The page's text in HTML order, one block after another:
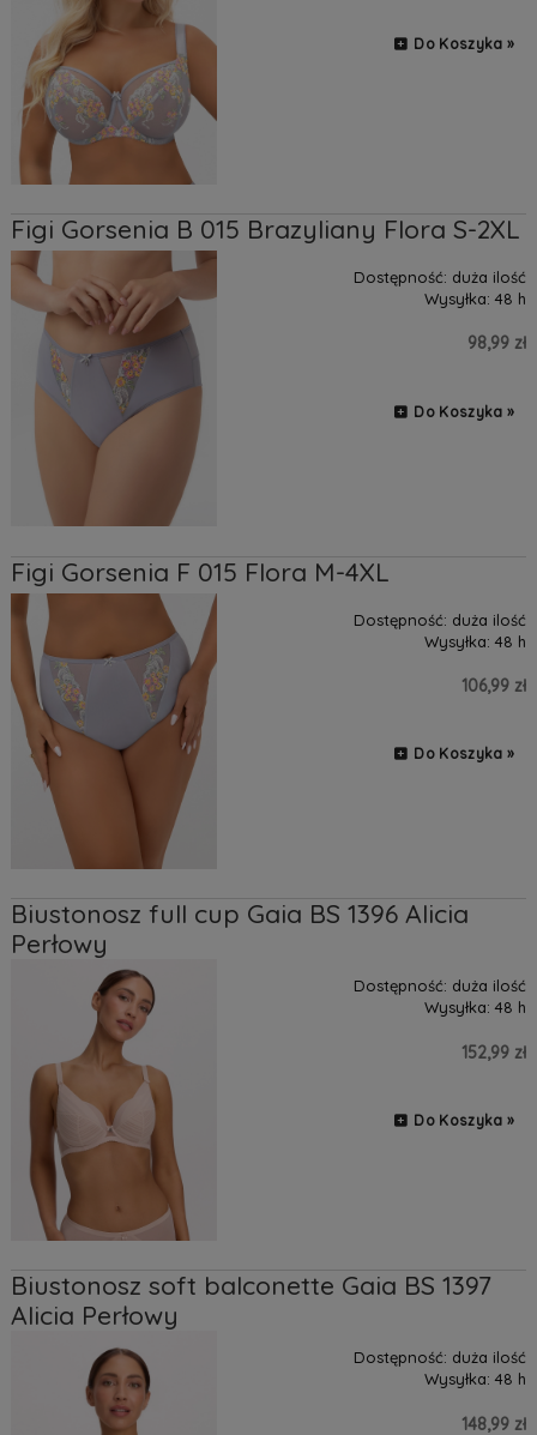
Do Koszyka »
Figi Gorsenia B 015 Brazyliany Flora S-2XL
Dostępność: duża ilość
Wysyłka: 48 h
98,99 zł
Do Koszyka »
Figi Gorsenia F 015 Flora M-4XL
Dostępność: duża ilość
Wysyłka: 48 h
106,99 zł
Do Koszyka »
Biustonosz full cup Gaia BS 1396 Alicia
Perłowy
Dostępność: duża ilość
Wysyłka: 48 h
152,99 zł
Do Koszyka »
Biustonosz soft balconette Gaia BS 1397
Alicia Perłowy
Dostępność: duża ilość
Wysyłka: 48 h
148,99 zł